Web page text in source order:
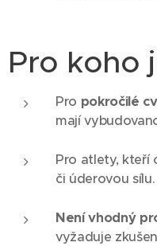
Pro koho
Pro pokročilé
mají
Pro atlety, kteří
či úderovou sílu.
Není vhodný
vyžaduje